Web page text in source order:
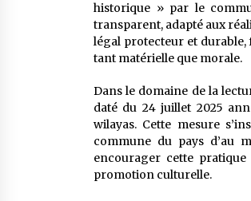
historique » par le
transparent, adapté aux
légal protecteur et
tant matérielle que morale.
Dans le domaine de la
daté du 24 juillet 2025
wilayas. Cette mesure
commune du pays d’au
encourager cette
promotion culturelle.